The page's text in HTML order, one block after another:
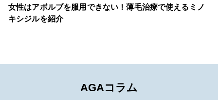
女性はアボルブを服用できない！薄毛治療で使えるミノ
キシジルを紹介
AGAコラム